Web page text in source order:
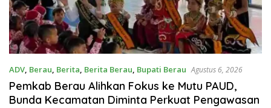
ADV, Berau, Berita, Berita Berau, Bupati Berau Agustus 6, 2026
Pemkab Berau Alihkan Fokus ke Mutu PAUD,
Bunda Kecamatan Diminta Perkuat Pengawasan